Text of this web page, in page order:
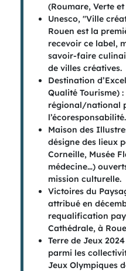
(Roumare, Verte
Unesco, "Ville
Rouen est la
recevoir ce label,
savoir-faire
de villes créatives.
Destination
Qualité Tourisme)
régional/national
l’écoresponsabilité.
Maison des
désigne des lieux
Corneille, Musée
médecine…)
mission culturelle.
Victoires du
attribué en
requalification
Cathédrale, à
Terre de Jeux
parmi les
Jeux Olympiques